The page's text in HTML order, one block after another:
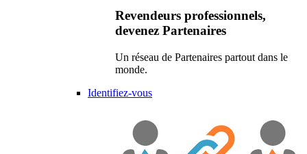
Revendeurs professionnels,
devenez Partenaires
Un réseau de Partenaires partout dans le
monde.
Identifiez-vous